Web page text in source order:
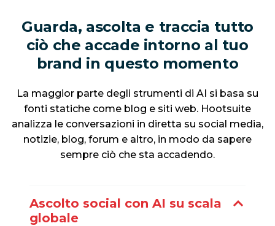
Guarda, ascolta e traccia tutto
ciò che accade intorno al tuo
brand in questo momento
La maggior parte degli strumenti di AI si basa su
fonti statiche come blog e siti web. Hootsuite
analizza le conversazioni in diretta su social media,
notizie, blog, forum e altro, in modo da sapere
sempre ciò che sta accadendo.
Ascolto social con AI su scala
globale